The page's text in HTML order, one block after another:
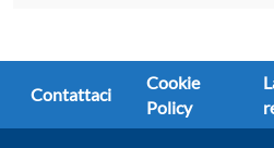
Contattaci
Cookie
Policy